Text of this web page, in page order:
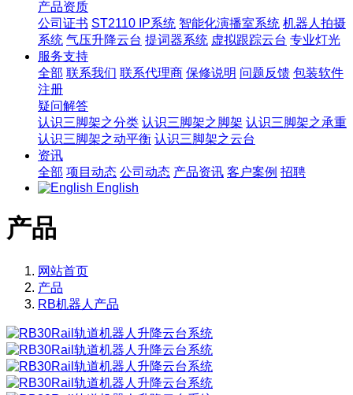
产品资质
公司证书 ST2110 IP系统 智能化演播室系统 机器人拍摄
系统 气压升降云台 提词器系统 虚拟跟踪云台 专业灯光
服务支持
全部 联系我们 联系代理商 保修说明 问题反馈 包装软件
注册
疑问解答
认识三脚架之分类 认识三脚架之脚架 认识三脚架之承重
认识三脚架之动平衡 认识三脚架之云台
资讯
全部 项目动态 公司动态 产品资讯 客户案例 招聘
English
产品
网站首页
产品
RB机器人产品